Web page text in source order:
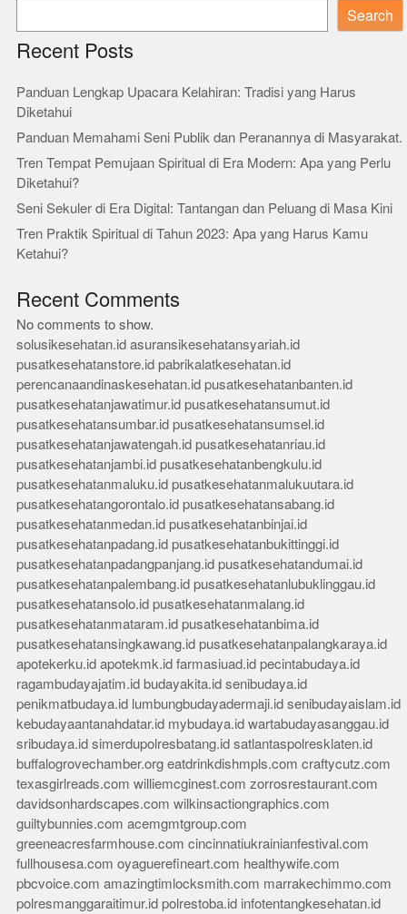
Search
Recent Posts
Panduan Lengkap Upacara Kelahiran: Tradisi yang Harus
Diketahui
Panduan Memahami Seni Publik dan Peranannya di Masyarakat.
Tren Tempat Pemujaan Spiritual di Era Modern: Apa yang Perlu
Diketahui?
Seni Sekuler di Era Digital: Tantangan dan Peluang di Masa Kini
Tren Praktik Spiritual di Tahun 2023: Apa yang Harus Kamu
Ketahui?
Recent Comments
No comments to show.
solusikesehatan.id asuransikesehatansyariah.id
pusatkesehatanstore.id pabrikalatkesehatan.id
perencanaandinaskesehatan.id pusatkesehatanbanten.id
pusatkesehatanjawatimur.id pusatkesehatansumut.id
pusatkesehatansumbar.id pusatkesehatansumsel.id
pusatkesehatanjawatengah.id pusatkesehatanriau.id
pusatkesehatanjambi.id pusatkesehatanbengkulu.id
pusatkesehatanmaluku.id pusatkesehatanmalukuutara.id
pusatkesehatangorontalo.id pusatkesehatansabang.id
pusatkesehatanmedan.id pusatkesehatanbinjai.id
pusatkesehatanpadang.id pusatkesehatanbukittinggi.id
pusatkesehatanpadangpanjang.id pusatkesehatandumai.id
pusatkesehatanpalembang.id pusatkesehatanlubuklinggau.id
pusatkesehatansolo.id pusatkesehatanmalang.id
pusatkesehatanmataram.id pusatkesehatanbima.id
pusatkesehatansingkawang.id pusatkesehatanpalangkaraya.id
apotekerku.id apotekmk.id farmasiuad.id pecintabudaya.id
ragambudayajatim.id budayakita.id senibudaya.id
penikmatbudaya.id lumbungbudayadermaji.id senibudayaislam.id
kebudayaantanahdatar.id mybudaya.id wartabudayasanggau.id
sribudaya.id simerdupolresbatang.id satlantaspolresklaten.id
buffalogrovechamber.org eatdrinkdishmpls.com craftycutz.com
texasgirlreads.com williemcginest.com zorrosrestaurant.com
davidsonhardscapes.com wilkinsactiongraphics.com
guiltybunnies.com acemgmtgroup.com
greeneacresfarmhouse.com cincinnatiukrainianfestival.com
fullhousesa.com oyaguerefineart.com healthywife.com
pbcvoice.com amazingtimlocksmith.com marrakechimmo.com
polresmanggaraitimur.id polrestoba.id infotentangkesehatan.id